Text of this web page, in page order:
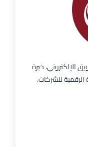
الإلكتروني، خبرة